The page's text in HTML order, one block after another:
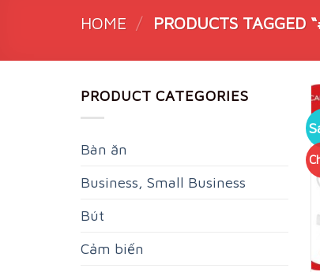
HOME / PRODUCTS TAGGED
PRODUCT CATEGORIES
Bàn ăn
Business, Small Business
Bút
Cảm biến